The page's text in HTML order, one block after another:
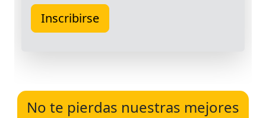
No te pierdas nuestras mejores